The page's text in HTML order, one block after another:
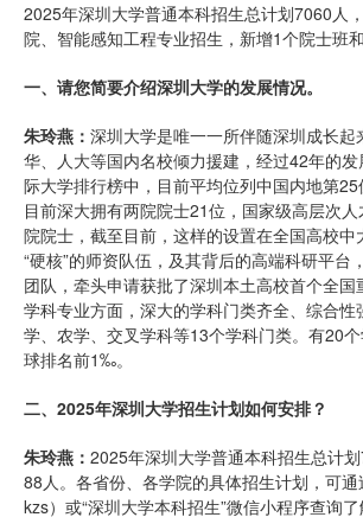
2025年深圳大学普通本科招生总计划7060人
院、智能感知工程专业招生，新增1个院士班
一、请您简要介绍深圳大学的发展情况。
朱玲燕： 深圳大学是唯一一所伴随深圳成长
华、人大等国内名校倾力援建，经过42年的
际大学排行榜中，目前平均位列中国内地第25
目前深大拥有两院院士21位，国家级高层次
院院士，截至目前，这样的设置在全国高校中
“硬核”的师资队伍，及其背后的高端科研平
团队，牵头申请获批了深圳本土高校首个全
学科专业方面，深大的学科门类齐全、综合
学、农学、交叉学科等13个学科门类。有20
球排名前1‰。
二、2025年深圳大学招生计划如何安排？
朱玲燕： 2025年深圳大学普通本科招生总计
88人。各省份、各学院的具体招生计划，可
kzs）或“深圳大学本科招生”微信小程序查询了